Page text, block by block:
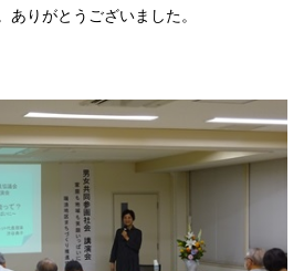
ありがとうございました。